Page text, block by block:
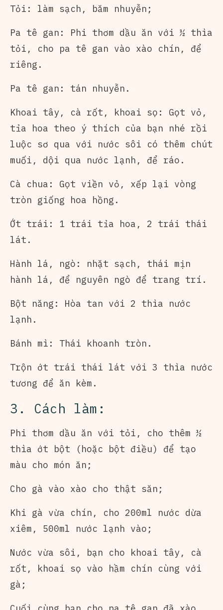
Tỏi: làm sạch, băm nhuyễn;
Pa tê gan: Phi thơm dầu ăn với ½ thìa
tỏi, cho pa tê gan vào xào chín, để
riêng.
Pa tê gan: tán nhuyễn.
Khoai tây, cà rốt, khoai sọ: Gọt vỏ,
tỉa hoa theo ý thích của bạn nhé rồi
luộc sơ qua với nước sôi có thêm chút
muối, dội qua nước lạnh, để ráo.
Cà chua: Gọt viền vỏ, xếp lại vòng
tròn giống hoa hồng.
Ớt trái: 1 trái tỉa hoa, 2 trái thái
lát.
Hành lá, ngò: nhặt sạch, thái mịn
hành lá, để nguyên ngò để trang trí.
Bột năng: Hòa tan với 2 thìa nước
lạnh.
Bánh mì: Thái khoanh tròn.
Trộn ớt trái thái lát với 3 thìa nước
tương để ăn kèm.
3. Cách làm:
Phi thơm dầu ăn với tỏi, cho thêm ½
thìa ớt bột (hoặc bột điều) để tạo
màu cho món ăn;
Cho gà vào xào cho thật săn;
Khi gà vừa chín, cho 200ml nước dừa
xiêm, 500ml nước lạnh vào;
Nước vừa sôi, bạn cho khoai tây, cà
rốt, khoai sọ vào hầm chín cùng với
gà;